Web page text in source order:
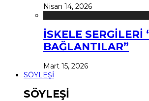
Nisan 14, 2026
İSKELE SERGİLERİ
BAĞLANTILAR”
Mart 15, 2026
SÖYLEŞİ
SÖYLEŞİ